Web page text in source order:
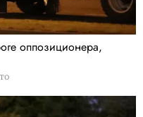
оппозиционера,